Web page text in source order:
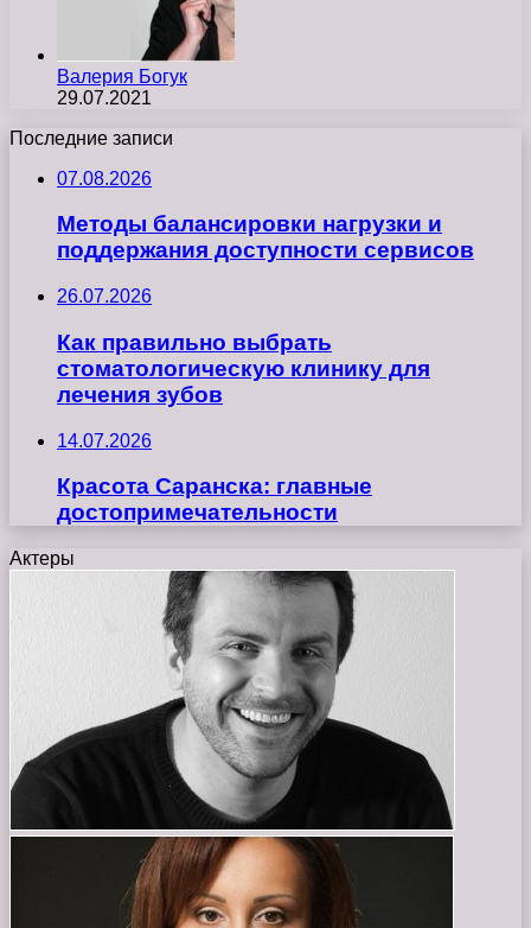
Валерия Богук
29.07.2021
Последние записи
07.08.2026
Методы балансировки нагрузки и
поддержания доступности сервисов
26.07.2026
Как правильно выбрать
стоматологическую клинику для
лечения зубов
14.07.2026
Красота Саранска: главные
достопримечательности
Актеры